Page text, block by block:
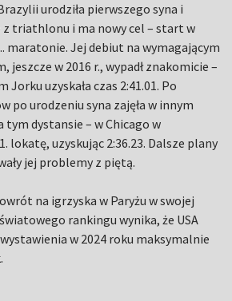
urodziła pierwszego syna i
z triathlonu i ma nowy cel – start w
maratonie. Jej debiut na wymagającym
jeszcze w 2016 r., wypadł znakomicie –
uzyskała czas 2:41.01. Po
po urodzeniu syna zajęła w innym
dystansie – w Chicago w
lokatę, uzyskując 2:36.23. Dalsze plany
jej problemy z piętą.
na igrzyska w Paryżu w swojej
rankingu wynika, że USA
w 2024 roku maksymalnie